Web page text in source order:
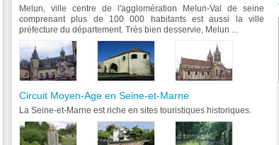
Melun, ville centre de l'agglomération Melun-Val de seine
comprenant plus de 100 000 habitants est aussi la ville
préfecture du département. Très bien desservie, Melun ...
Circuit Moyen-Age en Seine-et-Marne
La Seine-et-Marne est riche en sites touristiques historiques.